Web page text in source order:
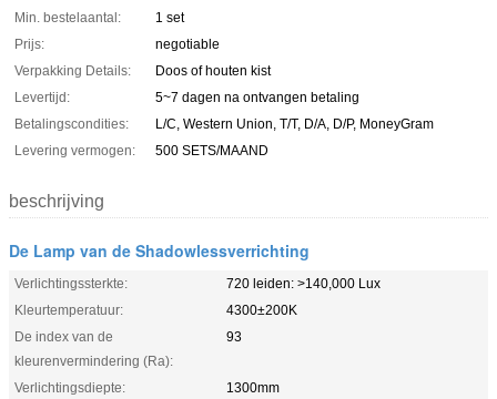
Min. bestelaantal:
1 set
Prijs:
negotiable
Verpakking Details:
Doos of houten kist
Levertijd:
5~7 dagen na ontvangen betaling
Betalingscondities:
L/C, Western Union, T/T, D/A, D/P, MoneyGram
Levering vermogen:
500 SETS/MAAND
beschrijving
De Lamp van de Shadowlessverrichting
Verlichtingssterkte:
720 leiden: >140,000 Lux
Kleurtemperatuur:
4300±200K
De index van de
kleurenvermindering (Ra):
93
Verlichtingsdiepte:
1300mm